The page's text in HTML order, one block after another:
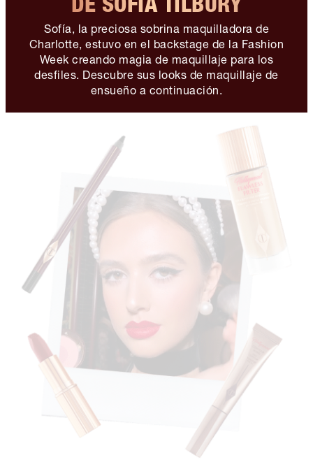
Sofía, la preciosa sobrina maquilladora de
Charlotte, estuvo en el backstage de la Fashion
Week creando magia de maquillaje para los
desfiles. Descubre sus looks de maquillaje de
ensueño a continuación.